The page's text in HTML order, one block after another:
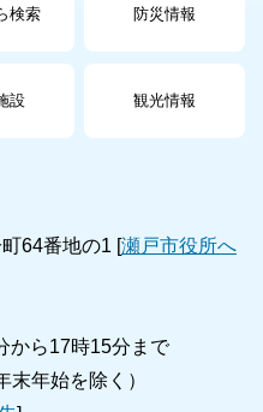
検索 防災情報
設 観光情報
64番地の1 [瀬戸市役所へ
から17時15分まで
末年始を除く）